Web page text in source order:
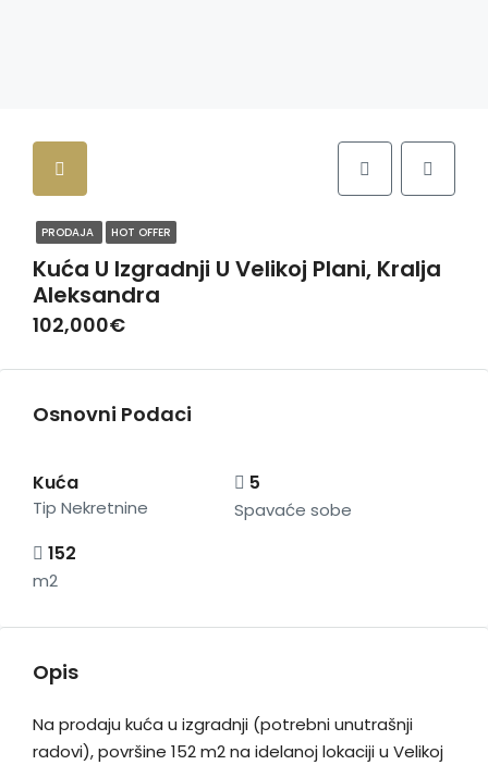
PRODAJA HOT OFFER
Kuća U Izgradnji U Velikoj Plani, Kralja
Aleksandra
102,000€
Osnovni Podaci
Kuća
Tip Nekretnine
5
Spavaće sobe
152
m2
Opis
Na prodaju kuća u izgradnji (potrebni unutrašnji
radovi), površine 152 m2 na idelanoj lokaciji u Velikoj